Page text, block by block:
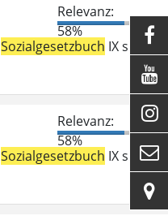
Relevanz:
58%
Sozialgesetzbuch IX sind
Relevanz:
58%
Sozialgesetzbuch IX sind




